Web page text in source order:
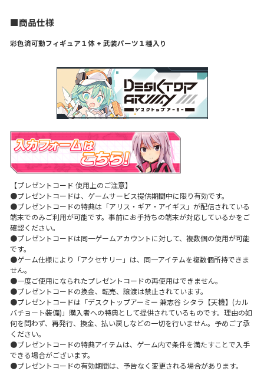
■商品仕様
彩色済可動フィギュア１体 + 武装パーツ１種入り
【プレゼントコード 使用上のご注意】
●プレゼントコードは、ゲームサービス提供期間中に限り有効です。
●プレゼントコードの特典は「アリス・ギア・アイギス」が配信されている
端末でのみご利用が可能です。事前にお手持ちの端末が対応しているかをご
確認ください。
●プレゼントコードは同一ゲームアカウントに対して、複数個の使用が可能
です。
●ゲーム仕様により「アクセサリー」は、同一アイテムを複数個所持できま
せん。
●一度ご使用になられたプレゼントコードの再使用はできません。
●プレゼントコードの換金、転売、譲渡は禁止されています。
●プレゼントコードは「デスクトップアーミー 兼志谷 シタラ【天機】(カル
バチョート装備)」購入者への特典として提供されているものです。理由の如
何を問わず、再発行、換金、払い戻しなどの一切を行いません。予めご了承
ください。
●プレゼントコードの特典アイテムは、ゲーム内で条件を満たすことで入手
できる場合がございます。
●プレゼントコードの有効期間は、予告なく変更される場合があります。